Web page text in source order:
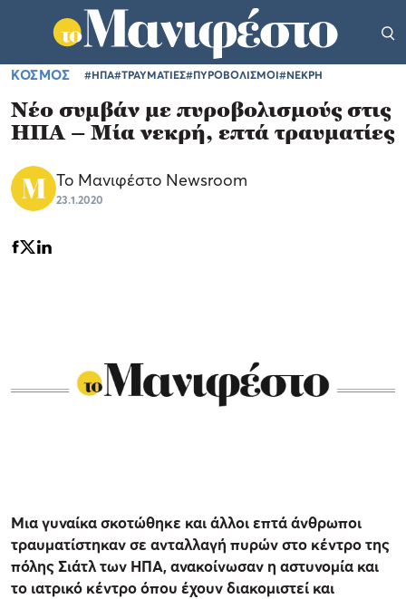
ΚΟΣΜΟΣ #ΗΠΑ#ΤΡΑΥΜΑΤΙΕΣ#ΠΥΡΟΒΟΛΙΣΜΟΙ#ΝΕΚΡΗ
Νέο συμβάν με πυροβολισμούς στις
ΗΠΑ – Μία νεκρή, επτά τραυματίες
Το Μανιφέστο Newsroom
23.1.2020
Μια γυναίκα σκοτώθηκε και άλλοι επτά άνθρωποι
τραυματίστηκαν σε ανταλλαγή πυρών στο κέντρο της
πόλης Σιάτλ των ΗΠΑ, ανακοίνωσαν η αστυνομία και
το ιατρικό κέντρο όπου έχουν διακομιστεί και